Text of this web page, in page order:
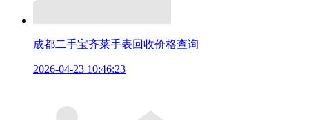
成都二手宝齐莱手表回收价格查询
2026-04-23 10:46:23